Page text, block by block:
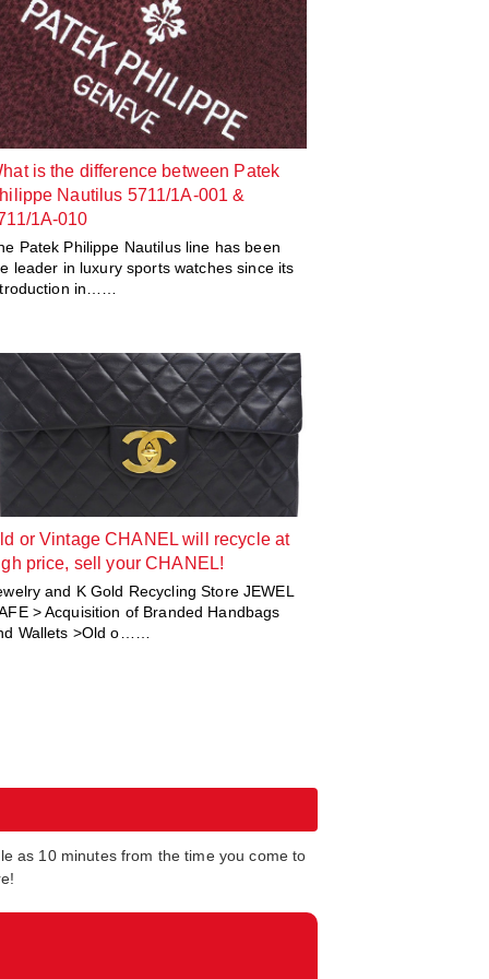
is the difference between Patek
Nautilus 5711/1A-001 &
1A-010
Patek Philippe Nautilus line has been
leader in luxury sports watches since its
in……
or Vintage CHANEL will recycle at
price, sell your CHANEL!
and K Gold Recycling Store JEWEL
> Acquisition of Branded Handbags
Wallets >Old o……
as 10 minutes from the time you come to